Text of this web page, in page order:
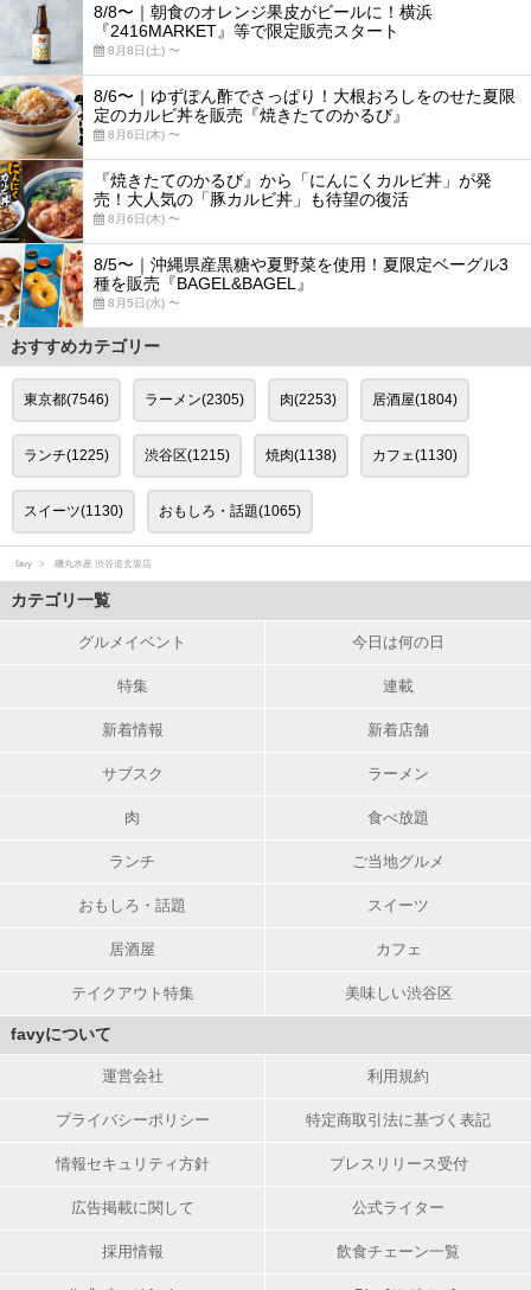
8/8〜｜朝食のオレンジ果皮がビールに！横浜
『2416MARKET』等で限定販売スタート
8月8日(土) 〜
8/6〜｜ゆずぽん酢でさっぱり！大根おろしをのせた夏限
定のカルビ丼を販売『焼きたてのかるび』
8月6日(木) 〜
『焼きたてのかるび』から「にんにくカルビ丼」が発
売！大人気の「豚カルビ丼」も待望の復活
8月6日(木) 〜
8/5〜｜沖縄県産黒糖や夏野菜を使用！夏限定ベーグル3
種を販売『BAGEL&BAGEL』
8月5日(水) 〜
おすすめカテゴリー
東京都(7546) ラーメン(2305) 肉(2253) 居酒屋(1804)
ランチ(1225) 渋谷区(1215) 焼肉(1138) カフェ(1130)
スイーツ(1130) おもしろ・話題(1065)
favy 磯丸水産 渋谷道玄坂店
カテゴリ一覧
グルメイベント 今日は何の日
特集 連載
新着情報 新着店舗
サブスク ラーメン
肉 食べ放題
ランチ ご当地グルメ
おもしろ・話題 スイーツ
居酒屋 カフェ
テイクアウト特集 美味しい渋谷区
favyについて
運営会社 利用規約
プライバシーポリシー 特定商取引法に基づく表記
情報セキュリティ方針 プレスリリース受付
広告掲載に関して 公式ライター
採用情報 飲食チェーン一覧